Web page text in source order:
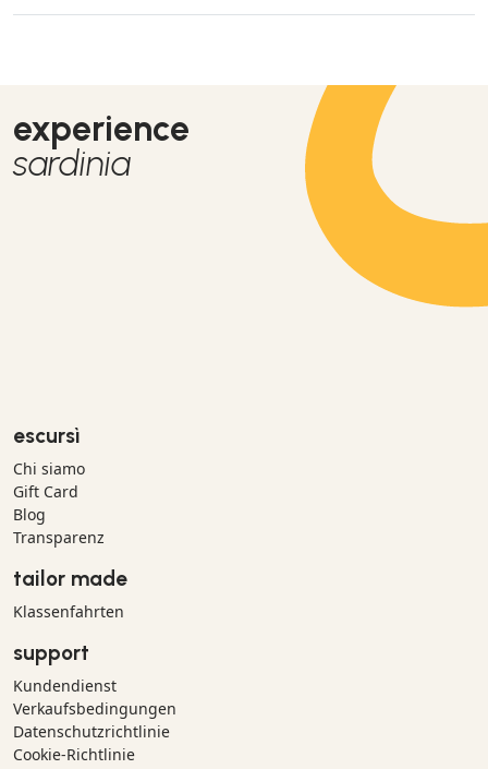
experience
sardinia
escursì
Chi siamo
Gift Card
Blog
Transparenz
tailor made
Klassenfahrten
support
Kundendienst
Verkaufsbedingungen
Datenschutzrichtlinie
Cookie-Richtlinie